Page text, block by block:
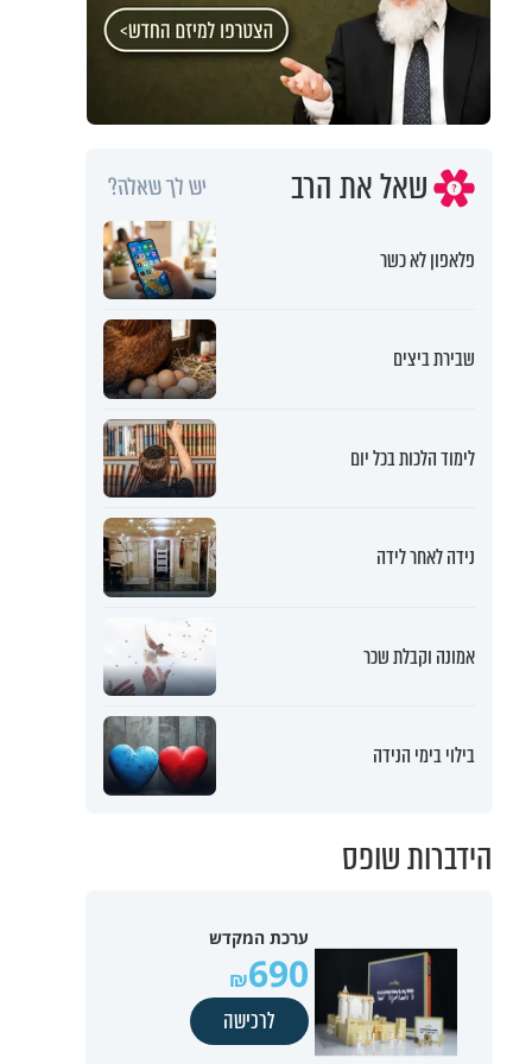
שאל את הרב יש לך שאלה?
פלאפון לא כשר
שבירת ביצים
לימוד הלכות בכל יום
נידה לאחר לידה
אמונה וקבלת שכר
בילוי בימי הנידה
הידברות שופס
ערכת המקדש
690
לרכישה